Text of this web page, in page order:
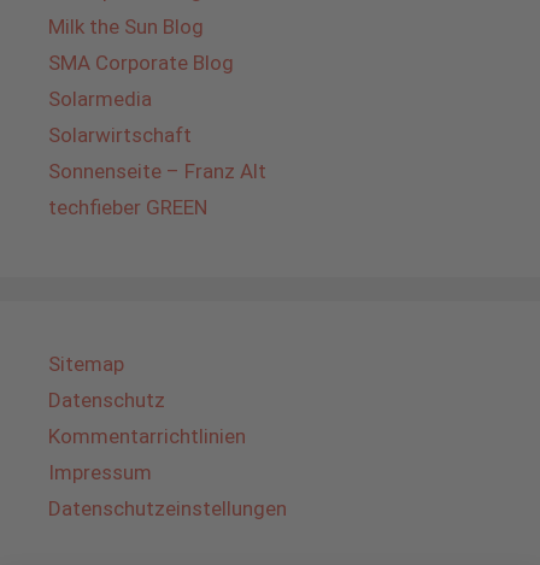
Milk the Sun Blog
SMA Corporate Blog
Solarmedia
Solarwirtschaft
Sonnenseite – Franz Alt
techfieber GREEN
Sitemap
Datenschutz
Kommentarrichtlinien
Impressum
Datenschutzeinstellungen